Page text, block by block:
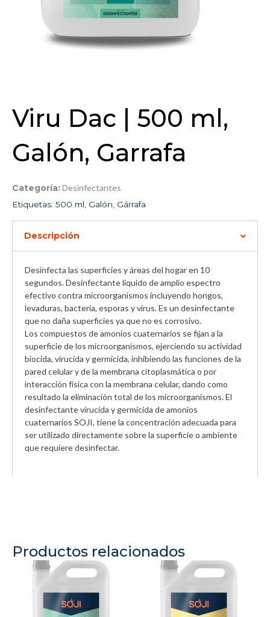
Viru Dac | 500 ml,
Galón, Garrafa
Categoría: Desinfectantes
Etiquetas: 500 ml Galón Gárrafa
Descripción
Desinfecta las superficies y áreas del hogar en 10
segundos. Desinfectante liquido de amplio espectro
efectivo contra microorganismos incluyendo hongos,
levaduras, bacteria, esporas y virus. Es un desinfectante
que no daña superficies ya que no es corrosivo.
Los compuestos de amonios cuaternarios se fijan a la
superficie de los microorganismos, ejerciendo su actividad
biocida, virucida y germicida, inhibiendo las funciones de la
pared celular y de la membrana citoplasmática o por
interacción física con la membrana celular, dando como
resultado la eliminación total de los microorganismos. El
desinfectante virucida y germicida de amonios
cuaternarios SOJI, tiene la concentración adecuada para
ser utilizado directamente sobre la superficie o ambiente
que requiere desinfectar.
Productos relacionados